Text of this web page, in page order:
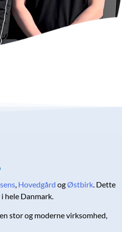
Hovedgård ogØstbirk . Dette
hele Danmark.
stor og moderne virksomhed,